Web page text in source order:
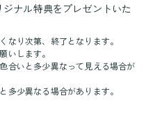
ナル特典をプレゼントいた
り次第、終了となります。
いします。
合いと多少異なって見える場合が
少異なる場合があります。